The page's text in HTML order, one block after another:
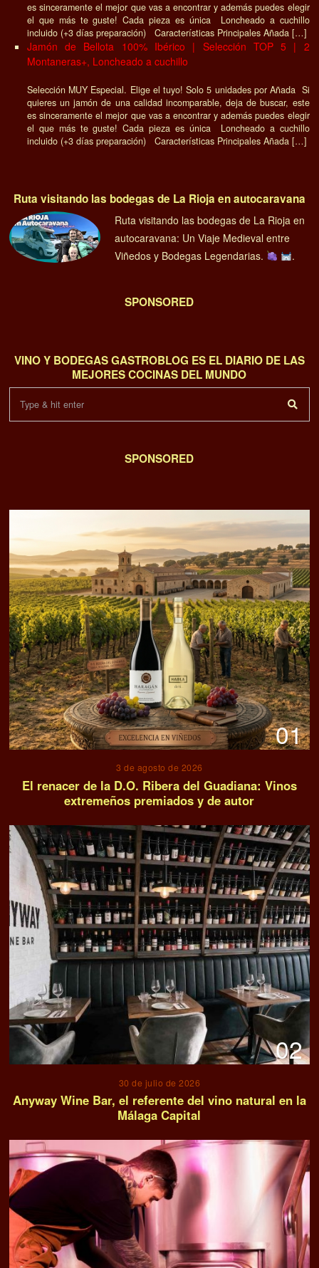
es sinceramente el mejor que vas a encontrar y además puedes elegir
el que más te guste! Cada pieza es única Loncheado a cuchillo
incluido (+3 días preparación) Características Principales Añada […]
Jamón de Bellota 100% Ibérico | Selección TOP 5 | 2
Montaneras+, Loncheado a cuchillo
Selección MUY Especial. Elige el tuyo! Solo 5 unidades por Añada Si
quieres un jamón de una calidad incomparable, deja de buscar, este
es sinceramente el mejor que vas a encontrar y además puedes elegir
el que más te guste! Cada pieza es única Loncheado a cuchillo
incluido (+3 días preparación) Características Principales Añada […]
Ruta visitando las bodegas de La Rioja en autocaravana
Ruta visitando las bodegas de La Rioja en
autocaravana: Un Viaje Medieval entre
Viñedos y Bodegas Legendarias.
.
SPONSORED
VINO Y BODEGAS GASTROBLOG ES EL DIARIO DE LAS
MEJORES COCINAS DEL MUNDO
SPONSORED
01
3 de agosto de 2026
El renacer de la D.O. Ribera del Guadiana: Vinos
extremeños premiados y de autor
02
30 de julio de 2026
Anyway Wine Bar, el referente del vino natural en la
Málaga Capital